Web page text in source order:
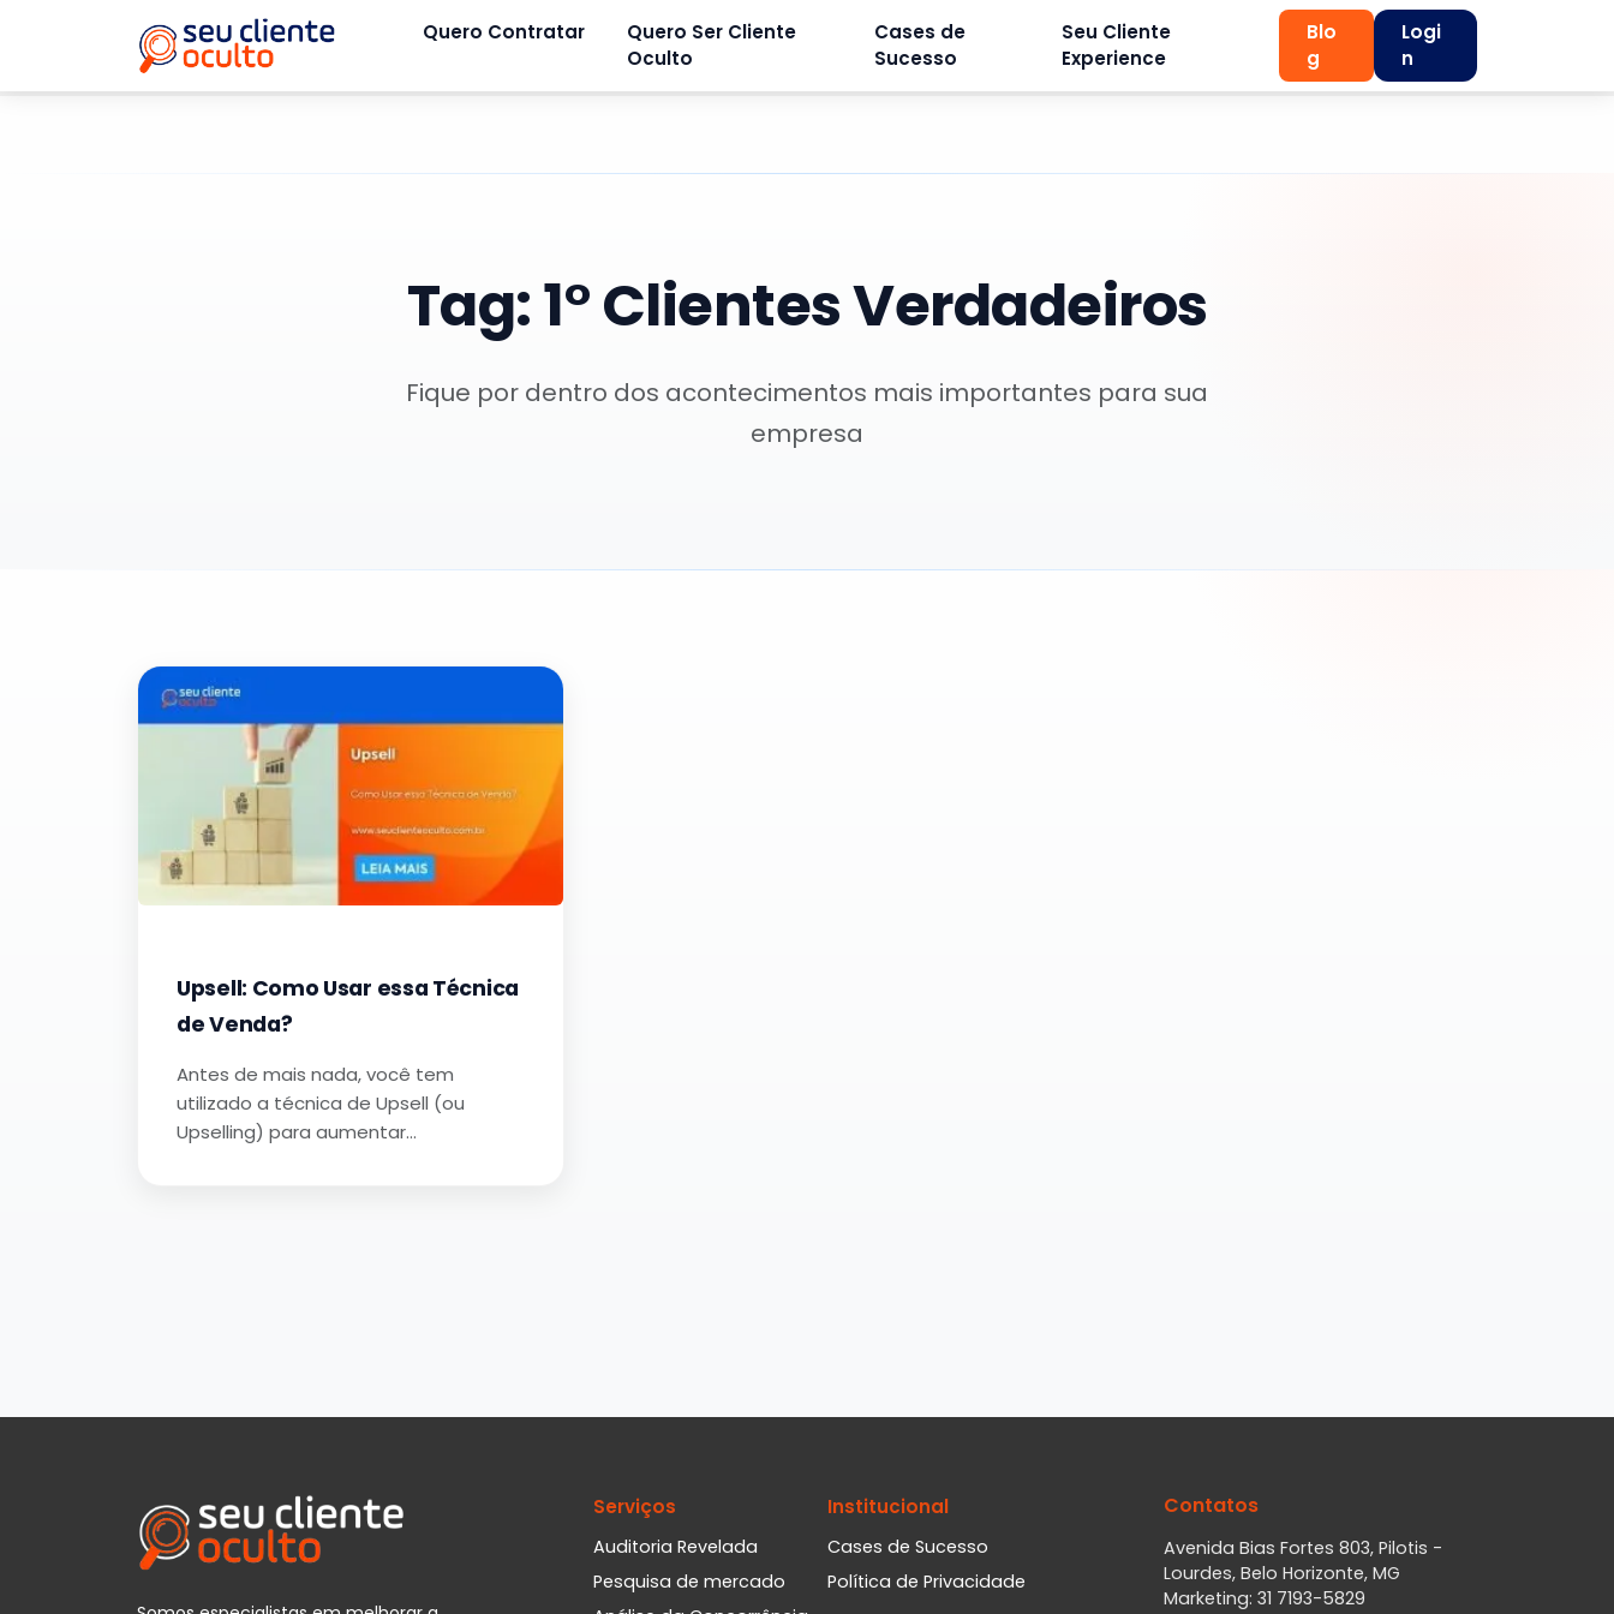
Quero Contratar
Quero Ser Cliente
Oculto
Cases de
Sucesso
Seu Cliente
Experience
Blo
g
Logi
n
Tag:1° Clientes Verdadeiros
Fique por dentro dos acontecimentos mais importantes para sua
empresa
Upsell: Como Usar essa Técnica
de Venda?
Antes de mais nada, você tem
utilizado a técnica de Upsell (ou
Upselling) para aumentar…
Serviços
Auditoria Revelada
Pesquisa de mercado
Institucional
Cases de Sucesso
Política de Privacidade
Contatos
Avenida Bias Fortes 803, Pilotis -
Lourdes, Belo Horizonte, MG
Marketing: 31 7193-5829